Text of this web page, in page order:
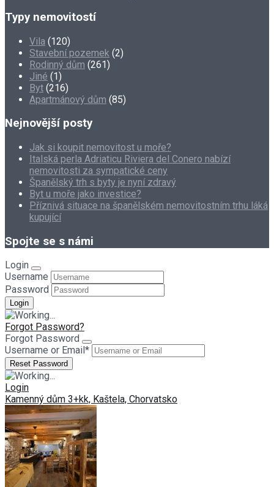
Typy nemovitostí
Vila (120)
Stavební pozemek (2)
Rodinný dům (261)
Jiné (1)
Byt (216)
Apartmánový dům (85)
Nejnovější posty
Jak si koupit nemovitost u moře?
Italská perla Adriaticu Riviera del Conero nabízí
nemovitosti za sympatické ceny
Španělský trh s byty je nyní zdravý
Byt u moře jako investice?
Příznivá situace na španělském nemovitostním trhu láká
kupující
Spojte se s námi
Login
Username
Password
Forgot Password?
Forgot Password
Username or Email *
Login
Kamenný dům 3+kk, Kaštela, Chorvatsko